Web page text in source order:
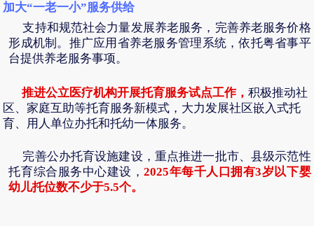
加大“一老一小”服务供给
支持和规范社会力量发展养老服务，完善养老服务价格
形成机制。推广应用省养老服务管理系统，依托粤省事平
台提供养老服务事项。
推进公立医疗机构开展托育服务试点工作，积极推动社
区、家庭互助等托育服务新模式，大力发展社区嵌入式托
育、用人单位办托和托幼一体服务。
完善公办托育设施建设，重点推进一批市、县级示范性
托育综合服务中心建设，2025年每千人口拥有3岁以下婴
幼儿托位数不少于5.5个。